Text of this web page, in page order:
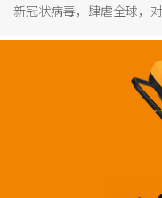
新冠状病毒，肆虐全球，
呼吸机，就在大使馆门口
为过程的重要性。特别是
之后，医疗器械市场必将